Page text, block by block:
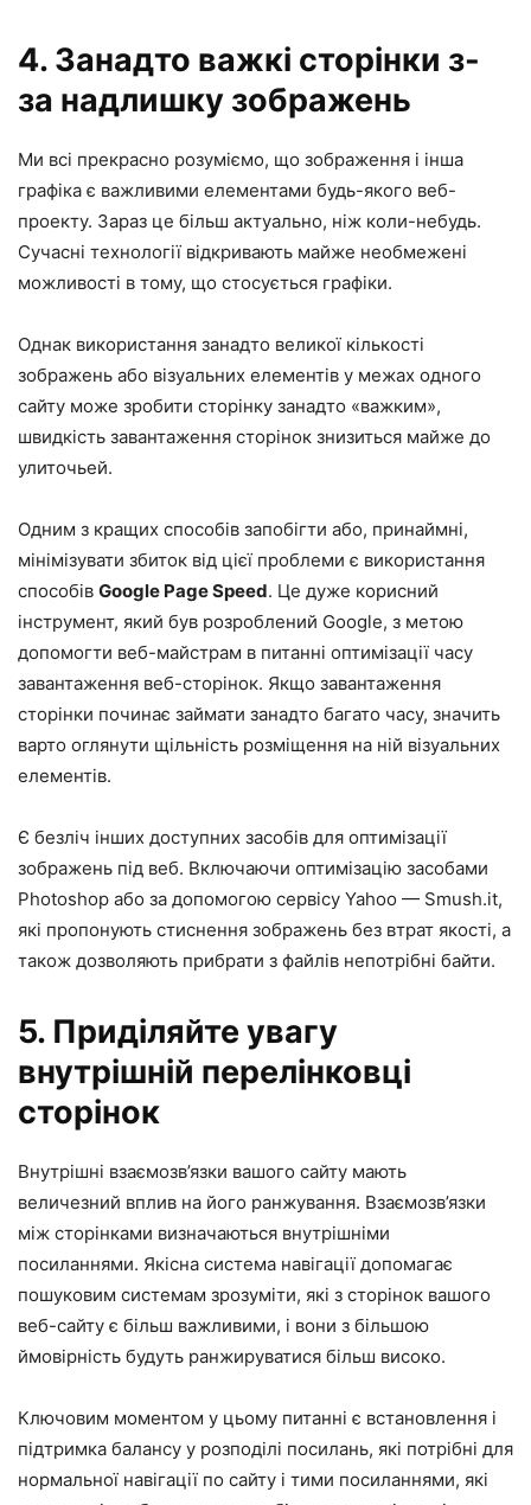
4. Занадто важкі сторінки з-
за надлишку зображень
Ми всі прекрасно розуміємо, що зображення і інша
графіка є важливими елементами будь-якого веб-
проекту. Зараз це більш актуально, ніж коли-небудь.
Сучасні технології відкривають майже необмежені
можливості в тому, що стосується графіки.
Однак використання занадто великої кількості
зображень або візуальних елементів у межах одного
сайту може зробити сторінку занадто «важким»,
швидкість завантаження сторінок знизиться майже до
улиточьей.
Одним з кращих способів запобігти або, принаймні,
мінімізувати збиток від цієї проблеми є використання
способів Google Page Speed. Це дуже корисний
інструмент, який був розроблений Google, з метою
допомогти веб-майстрам в питанні оптимізації часу
завантаження веб-сторінок. Якщо завантаження
сторінки починає займати занадто багато часу, значить
варто оглянути щільність розміщення на ній візуальних
елементів.
Є безліч інших доступних засобів для оптимізації
зображень під веб. Включаючи оптимізацію засобами
Photoshop або за допомогою сервісу Yahoo — Smush.it,
які пропонують стиснення зображень без втрат якості, а
також дозволяють прибрати з файлів непотрібні байти.
5. Приділяйте увагу
внутрішній перелінковці
сторінок
Внутрішні взаємозв’язки вашого сайту мають
величезний вплив на його ранжування. Взаємозв’язки
між сторінками визначаються внутрішніми
посиланнями. Якісна система навігації допомагає
пошуковим системам зрозуміти, які з сторінок вашого
веб-сайту є більш важливими, і вони з більшою
ймовірність будуть ранжируватися більш високо.
Ключовим моментом у цьому питанні є встановлення і
підтримка балансу у розподілі посилань, які потрібні для
нормальної навігації по сайту і тими посиланнями, які